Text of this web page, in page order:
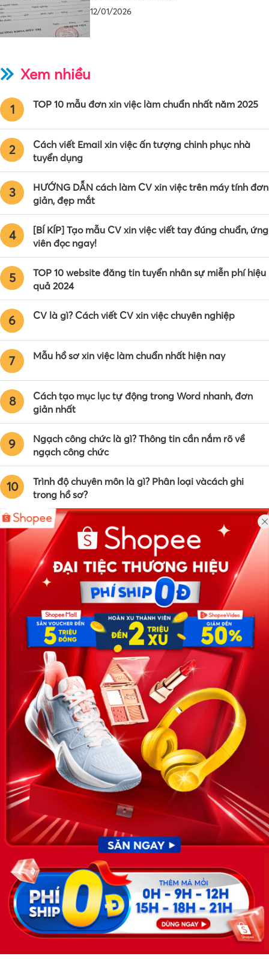
12/01/2026
Xem nhiều
1 TOP 10 mẫu đơn xin việc làm chuẩn nhất năm 2025
2
Cách viết Email xin việc ấn tượng chinh phục nhà
tuyển dụng
3
HƯỚNG DẪN cách làm CV xin việc trên máy tính đơn
giản, đẹp mắt
4
[BÍ KÍP] Tạo mẫu CV xin việc viết tay đúng chuẩn, ứng
viên đọc ngay!
5
TOP 10 website đăng tin tuyển nhân sự miễn phí hiệu
quả 2024
6 CV là gì? Cách viết CV xin việc chuyên nghiệp
7 Mẫu hồ sơ xin việc làm chuẩn nhất hiện nay
8
Cách tạo mục lục tự động trong Word nhanh, đơn
giản nhất
9
Ngạch công chức là gì? Thông tin cần nắm rõ về
ngạch công chức
10
Trình độ chuyên môn là gì? Phân loại vàcách ghi
trong hồ sơ?
Công ty TNHH Eyeplus Online
Địa chỉ: Số 81, ngõ 68, đường Cầu Giấy, Tổ 05, Phường Quan
Hoa, Quận Cầu Giấy, TP Hà Nội, Việt Nam
SĐT: 0981 448 766
Email:
hotro@timviec.com.vn
VỀ CHÚNG TÔI
News.timviec.com.vn là website cung cấp thông tin liên quan đến
nhân sự, nghề nghiệp do Timviec.com.vn vận hành nhằm giúp
doanh nghiệp, nhân sự tuyển dụng, người đi làm, người tìm việc
cập nhật thông tin và đáp ứng được mong muốn của mình.
KẾT NỐI
Giấy phép hoạt động dịch vụ
việc làm số 54/2019/SLĐTBXH-
GP do Sở lao động thương
binh và xã hội cấp ngày 30
tháng 12 năm 2019.